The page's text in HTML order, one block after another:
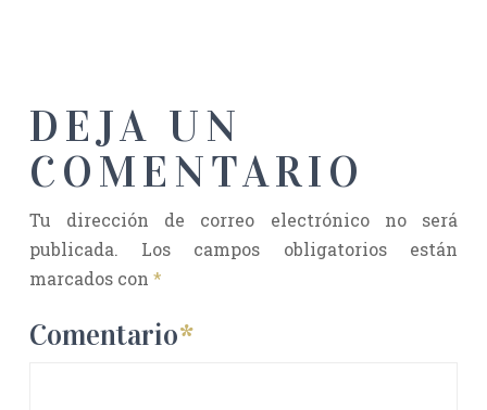
DEJA UN
COMENTARIO
Tu dirección de correo electrónico no será
publicada.
Los campos obligatorios están
marcados con *
Comentario*